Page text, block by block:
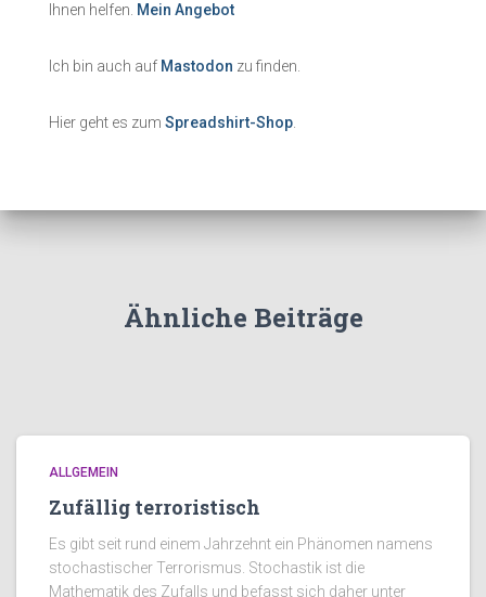
Ihnen helfen. Mein Angebot
Ich bin auch auf Mastodon zu finden.
Hier geht es zum Spreadshirt-Shop
Ähnliche Beiträge
ALLGEMEIN
Zufällig terroristisch
Es gibt seit rund einem Jahrzehnt ein Phänomen namens
stochastischer Terrorismus. Stochastik ist die
Mathematik des Zufalls und befasst sich daher unter